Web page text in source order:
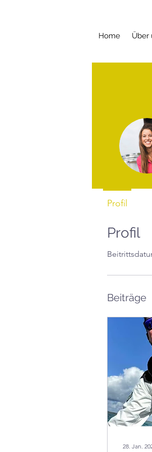
Home Über
Profil
Beiträge
28. Jan.
Profil